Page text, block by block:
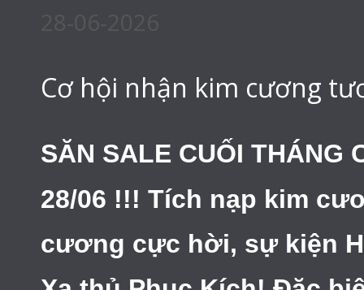
Cơ hội nhận kim cương
SĂN SALE CUỐI THÁNG
28/06 !!! Tích nạp kim
cương cực hời, sự kiện